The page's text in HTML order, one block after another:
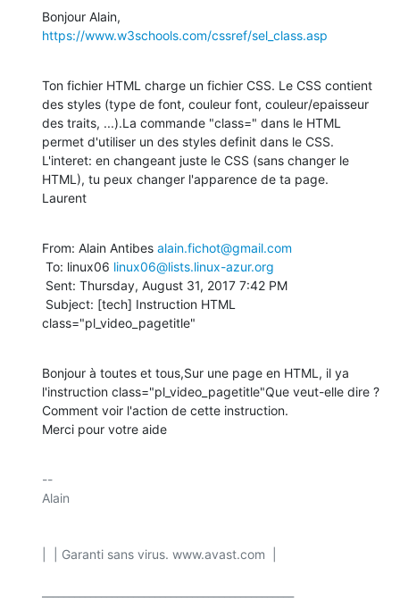
https://www.w3schools.com/cssref/sel_class.asp
Ton fichier HTML charge un fichier CSS. Le CSS contient
des styles (type de font, couleur font, couleur/epaisseur
des traits, ...).La commande "class=" dans le HTML
permet d'utiliser un des styles definit dans le CSS.
L'interet: en changeant juste le CSS (sans changer le
HTML), tu peux changer l'apparence de ta page.
Laurent
From: Alain Antibes alain.fichot@gmail.com
To: linux06 linux06@lists.linux-azur.org
class="pl_video_pagetitle"
Bonjour à toutes et tous,Sur une page en HTML, il ya
l'instruction class="pl_video_pagetitle"Que veut-elle dire ?
Comment voir l'action de cette instruction.
Merci pour votre aide
--
Alain
|  | Garanti sans virus. www.avast.com  |